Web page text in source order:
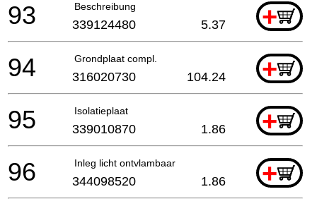
Beschreibung +
93 339124480 5.37
Grondplaat compl. +
94 316020730 104.24
Isolatieplaat +
95 339010870 1.86
Inleg licht ontvlambaar +
96 344098520 1.86